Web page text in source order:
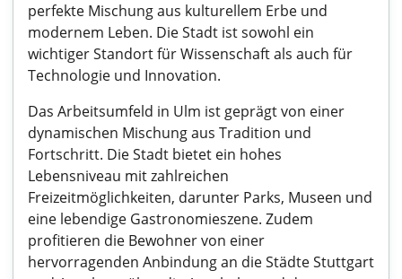
perfekte Mischung aus kulturellem Erbe und
modernem Leben. Die Stadt ist sowohl ein
wichtiger Standort für Wissenschaft als auch für
Technologie und Innovation.
Das Arbeitsumfeld in Ulm ist geprägt von einer
dynamischen Mischung aus Tradition und
Fortschritt. Die Stadt bietet ein hohes
Lebensniveau mit zahlreichen
Freizeitmöglichkeiten, darunter Parks, Museen und
eine lebendige Gastronomieszene. Zudem
profitieren die Bewohner von einer
hervorragenden Anbindung an die Städte Stuttgart